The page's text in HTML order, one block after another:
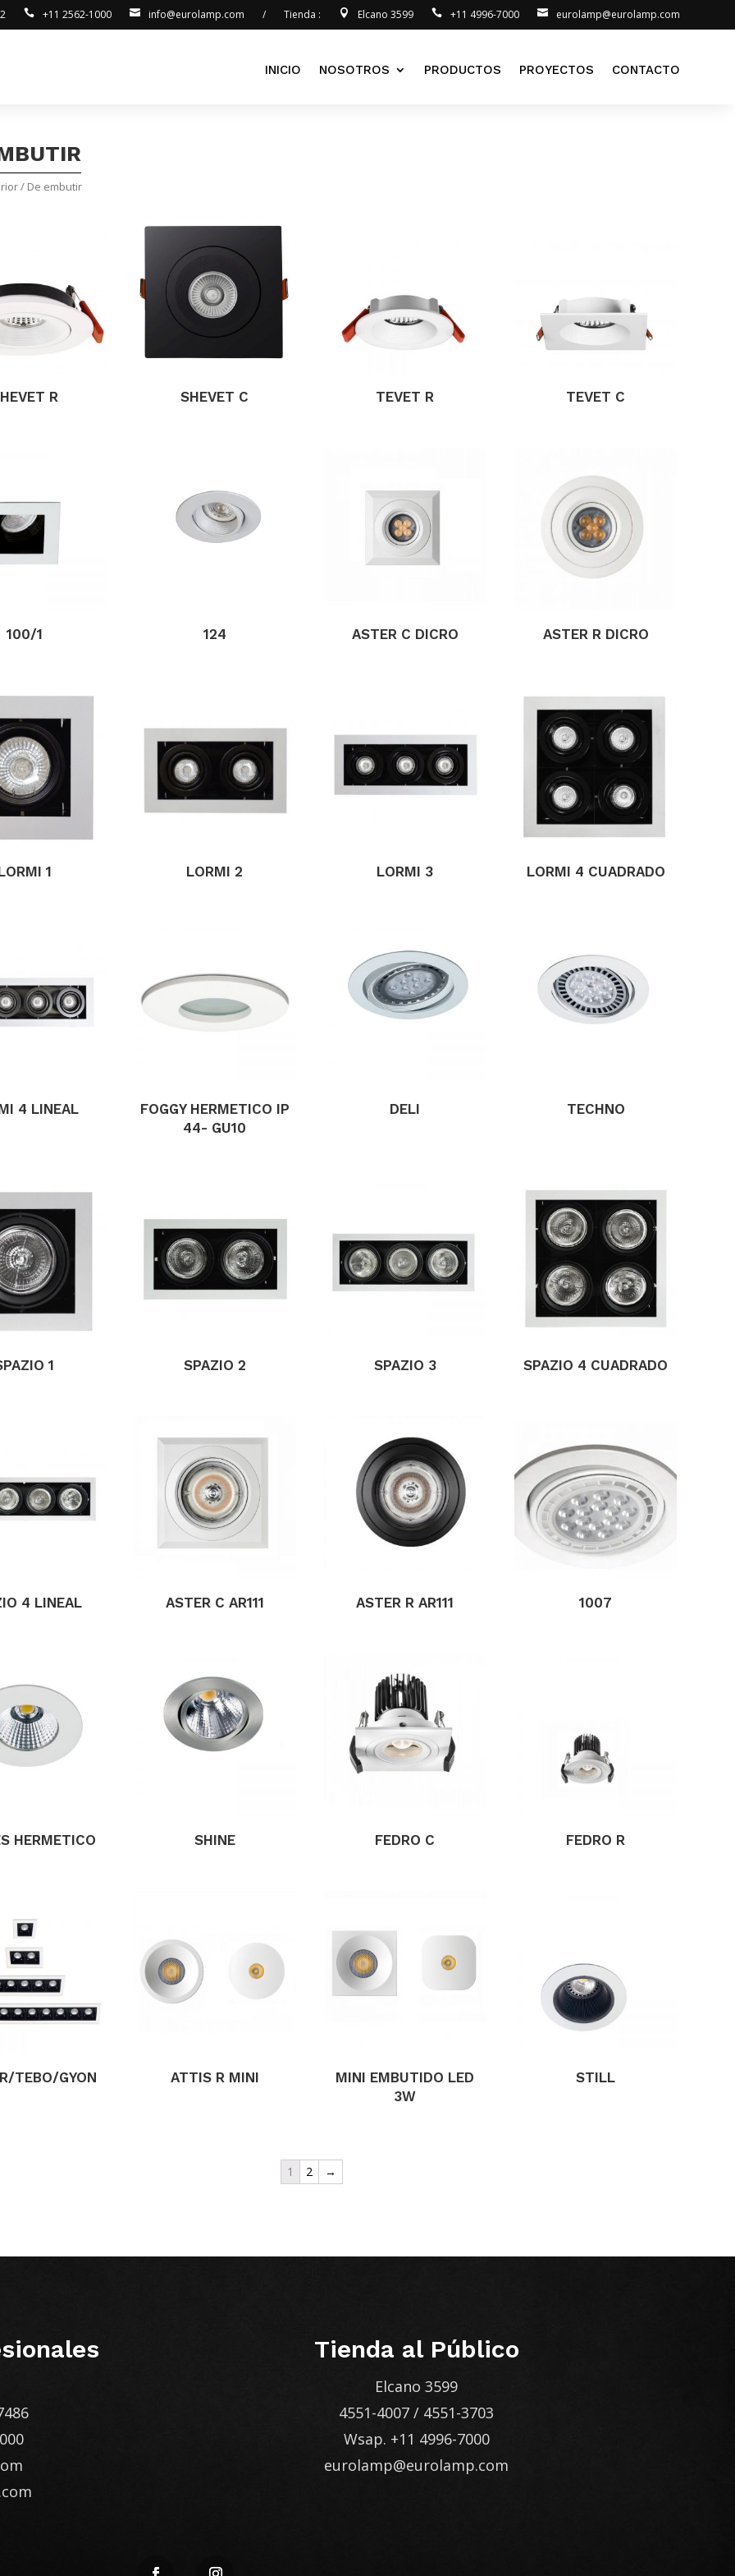
+11 2562-1000 info@eurolamp.com / Tienda : Elcano 3599 +11 4996-7000 eurolamp@eurolamp.com
INICIO NOSOTROS PRODUCTOS PROYECTOS CONTACTO
/ De embutir
R SHEVET C TEVET R TEVET C
100/1 124 ASTER C DICRO ASTER R DICRO
1 LORMI 2 LORMI 3 LORMI 4 CUADRADO
4 LINEAL
FOGGY HERMETICO IP
44- GU10
DELI TECHNO
1 SPAZIO 2 SPAZIO 3 SPAZIO 4 CUADRADO
4 LINEAL ASTER C AR111 ASTER R AR111 1007
HERMETICO SHINE FEDRO C FEDRO R
TEBO/GYON ATTIS R MINI
MINI EMBUTIDO LED
3W
STILL
1 2 →
Tienda al Público
Elcano 3599
4551-4007 / 4551-3703
Wsap. +11 4996-7000
eurolamp@eurolamp.com